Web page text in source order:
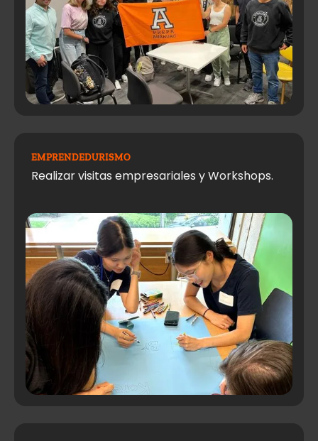
EMPRENDEDURISMO
Realizar visitas empresariales y Workshops.